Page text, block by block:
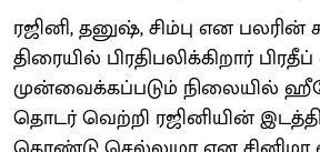
ரஜினி, தனுஷ், சிம்பு என
திரையில் பிரதிபலிக்கிறார்
முன்வைக்கப்படும் நிலையில்
தொடர் வெற்றி ரஜினியின்